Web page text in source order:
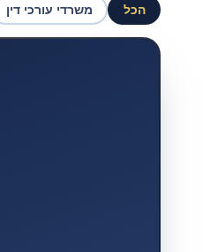
הכל משרדי עורכי דין